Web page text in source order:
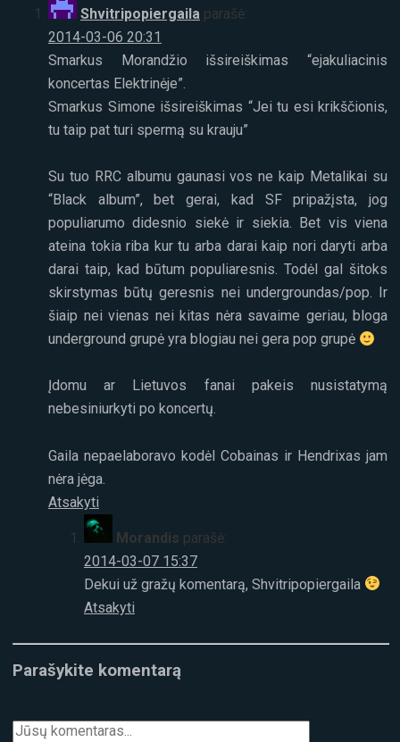
Shvitripopiergaila parašė:
2014-03-06 20:31
Smarkus Morandžio išsireiškimas “ejakuliacinis
koncertas Elektrinėje”.
Smarkus Simone išsireiškimas “Jei tu esi krikščionis,
tu taip pat turi spermą su krauju”
Su tuo RRC albumu gaunasi vos ne kaip Metalikai su
“Black album”, bet gerai, kad SF pripažįsta, jog
populiarumo didesnio siekė ir siekia. Bet vis viena
ateina tokia riba kur tu arba darai kaip nori daryti arba
darai taip, kad būtum populiaresnis. Todėl gal šitoks
skirstymas būtų geresnis nei undergroundas/pop. Ir
šiaip nei vienas nei kitas nėra savaime geriau, bloga
underground grupė yra blogiau nei gera pop grupė
Įdomu ar Lietuvos fanai pakeis nusistatymą
nebesiniurkyti po koncertų.
Gaila nepaelaboravo kodėl Cobainas ir Hendrixas jam
nėra jėga.
Atsakyti
Morandis parašė:
2014-03-07 15:37
Dekui už gražų komentarą, Shvitripopiergaila
Atsakyti
Parašykite komentarą